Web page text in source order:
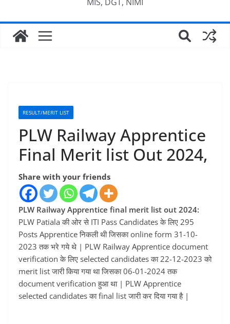
RESULT/MERIT LIST
PLW Railway Apprentice
Final Merit list Out 2024,
Share with your friends
PLW Railway Apprentice final merit list out 2024:
PLW Patiala की ओर से ITI Pass Candidates के लिए 295
Posts Apprentice निकली थी जिसका online form 31-10-
2023 तक भरे गये थे | PLW Railway Apprentice document
verification के लिए selected candidates का 22-12-2023 को
merit list जारी किया गया था जिसका 06-01-2024 तक
document verification हुआ था | PLW Apprentice
selected candidates का final list जारी कर दिया गया है |